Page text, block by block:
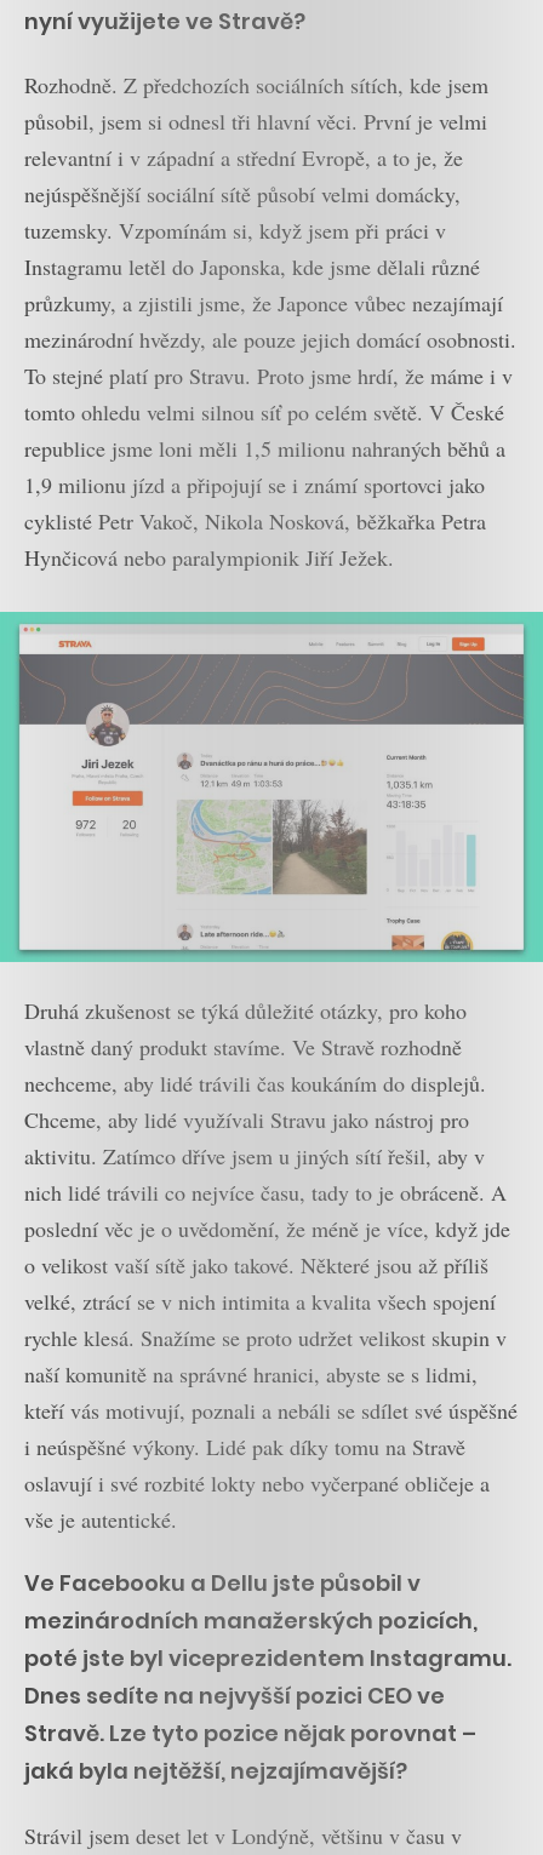
nyní využijete ve Stravě?
Rozhodně. Z předchozích sociálních sítích, kde jsem
působil, jsem si odnesl tři hlavní věci. První je velmi
relevantní i v západní a střední Evropě, a to je, že
nejúspěšnější sociální sítě působí velmi domácky,
tuzemsky. Vzpomínám si, když jsem při práci v
Instagramu letěl do Japonska, kde jsme dělali různé
průzkumy, a zjistili jsme, že Japonce vůbec nezajímají
mezinárodní hvězdy, ale pouze jejich domácí osobnosti.
To stejné platí pro Stravu. Proto jsme hrdí, že máme i v
tomto ohledu velmi silnou síť po celém světě. V České
republice jsme loni měli 1,5 milionu nahraných běhů a
1,9 milionu jízd a připojují se i známí sportovci jako
cyklisté Petr Vakoč, Nikola Nosková, běžkařka Petra
Hynčicová nebo paralympionik Jiří Ježek.
Druhá zkušenost se týká důležité otázky, pro koho
vlastně daný produkt stavíme. Ve Stravě rozhodně
nechceme, aby lidé trávili čas koukáním do displejů.
Chceme, aby lidé využívali Stravu jako nástroj pro
aktivitu. Zatímco dříve jsem u jiných sítí řešil, aby v
nich lidé trávili co nejvíce času, tady to je obráceně. A
poslední věc je o uvědomění, že méně je více, když jde
o velikost vaší sítě jako takové. Některé jsou až příliš
velké, ztrácí se v nich intimita a kvalita všech spojení
rychle klesá. Snažíme se proto udržet velikost skupin v
naší komunitě na správné hranici, abyste se s lidmi,
kteří vás motivují, poznali a nebáli se sdílet své úspěšné
i neúspěšné výkony. Lidé pak díky tomu na Stravě
oslavují i své rozbité lokty nebo vyčerpané obličeje a
vše je autentické.
Ve Facebooku a Dellu jste působil v
mezinárodních manažerských pozicích,
poté jste byl viceprezidentem Instagramu.
Dnes sedíte na nejvyšší pozici CEO ve
Stravě. Lze tyto pozice nějak porovnat –
jaká byla nejtěžší, nejzajímavější?
Strávil jsem deset let v Londýně, většinu v času v